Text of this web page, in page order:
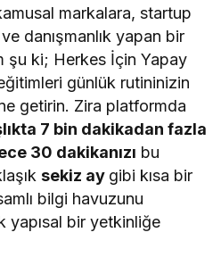
markalara, startup
danışmanlık yapan bir
şu ki; Herkes İçin Yapay
günlük rutininizin
getirin. Zira platformda
7 bin dakikadan fazla
30 dakikanızı bu
sekiz ay gibi kısa bir
bilgi havuzunu
yapısal bir yetkinliğe